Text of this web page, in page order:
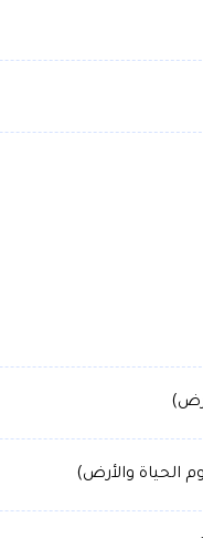
الحياة والأرض)